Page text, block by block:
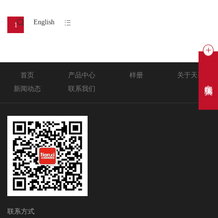
English
1
首页 产品中心 样册
关于天喜
新闻动态
联系我们
联系方式